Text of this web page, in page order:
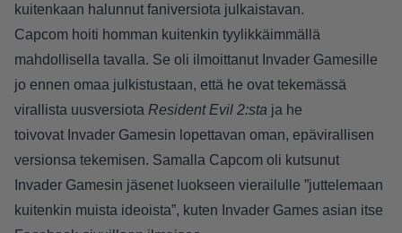
kuitenkaan halunnut faniversiota julkaistavan.
Capcom hoiti homman kuitenkin tyylikkäimmällä
mahdollisella tavalla. Se oli ilmoittanut Invader Gamesille
jo ennen omaa julkistustaan, että he ovat tekemässä
virallista uusversiota Resident Evil 2:sta ja he
toivovat Invader Gamesin lopettavan oman, epävirallisen
versionsa tekemisen. Samalla Capcom oli kutsunut
Invader Gamesin jäsenet luokseen vierailulle ”juttelemaan
kuitenkin muista ideoista”, kuten Invader Games asian itse